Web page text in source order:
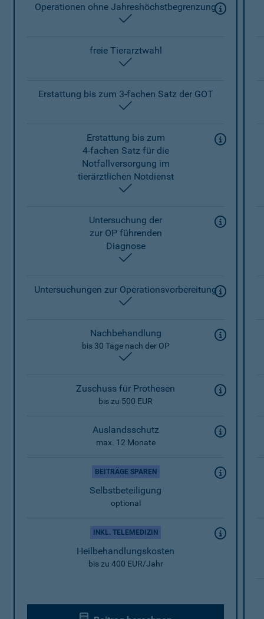
Operationen ohne Jahreshöchstbegrenzung
freie Tierarztwahl
Erstattung bis zum 3-fachen Satz der GOT
Erstattung bis zum
4-fachen Satz für die
Notfallversorgung im
tierärztlichen Notdienst
Untersuchung der
zur OP führenden
Diagnose
Untersuchungen zur Operationsvorbereitung
Nachbehandlung
bis 30 Tage nach der OP
Zuschuss für Prothesen
bis zu 500 EUR
Auslandsschutz
max. 12 Monate
BEITRÄGE SPAREN
Selbstbeteiligung
optional
INKL. TELEMEDIZIN
Heilbehandlungskosten
bis zu 400 EUR/Jahr